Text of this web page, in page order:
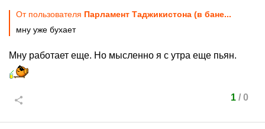
От пользователя Парламент Таджикистона (в бане...
мну уже бухает
Мну работает еще. Но мысленно я с утра еще пьян.
1/ 0